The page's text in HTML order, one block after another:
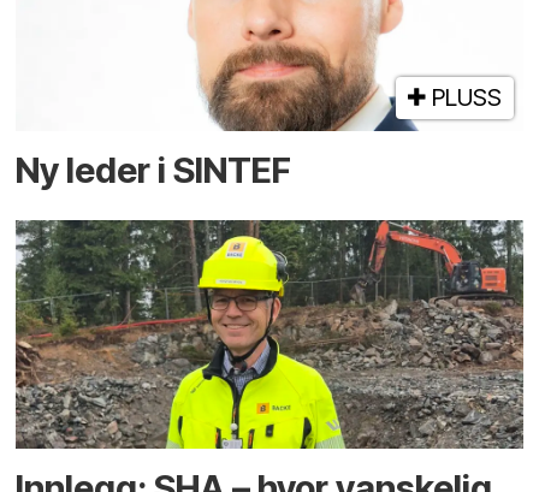
PLUSS
Ny leder i SINTEF